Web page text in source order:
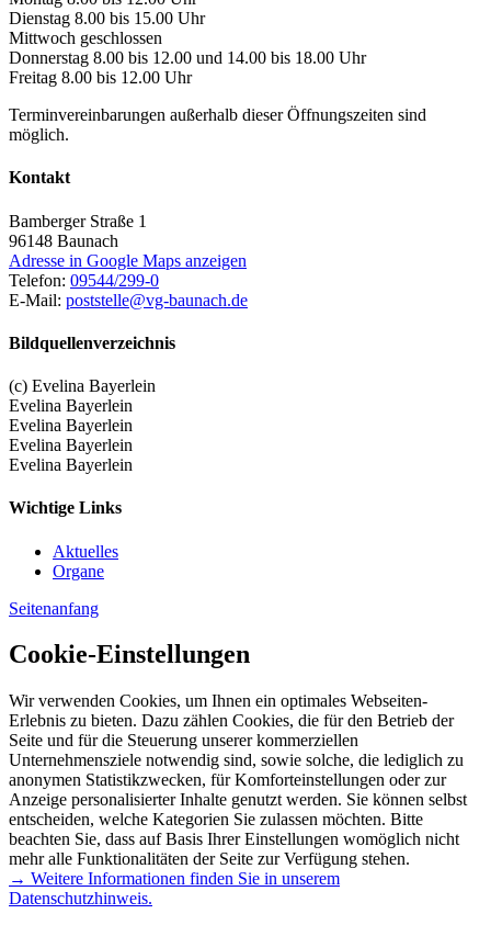
Dienstag 8.00 bis 15.00 Uhr
Mittwoch geschlossen
Donnerstag 8.00 bis 12.00 und 14.00 bis 18.00 Uhr
Freitag 8.00 bis 12.00 Uhr
Terminvereinbarungen außerhalb dieser Öffnungszeiten sind
möglich.
Kontakt
Bamberger Straße 1
96148 Baunach
Adresse in Google Maps anzeigen
Telefon: 09544/299-0
E-Mail: poststelle@vg-baunach.de
Bildquellenverzeichnis
(c) Evelina Bayerlein
Evelina Bayerlein
Evelina Bayerlein
Evelina Bayerlein
Evelina Bayerlein
Wichtige Links
Aktuelles
Organe
Seitenanfang
Cookie-Einstellungen
Wir verwenden Cookies, um Ihnen ein optimales Webseiten-
Erlebnis zu bieten. Dazu zählen Cookies, die für den Betrieb der
Seite und für die Steuerung unserer kommerziellen
Unternehmensziele notwendig sind, sowie solche, die lediglich zu
anonymen Statistikzwecken, für Komforteinstellungen oder zur
Anzeige personalisierter Inhalte genutzt werden. Sie können selbst
entscheiden, welche Kategorien Sie zulassen möchten. Bitte
beachten Sie, dass auf Basis Ihrer Einstellungen womöglich nicht
mehr alle Funktionalitäten der Seite zur Verfügung stehen.
→ Weitere Informationen finden Sie in unserem
Datenschutzhinweis.